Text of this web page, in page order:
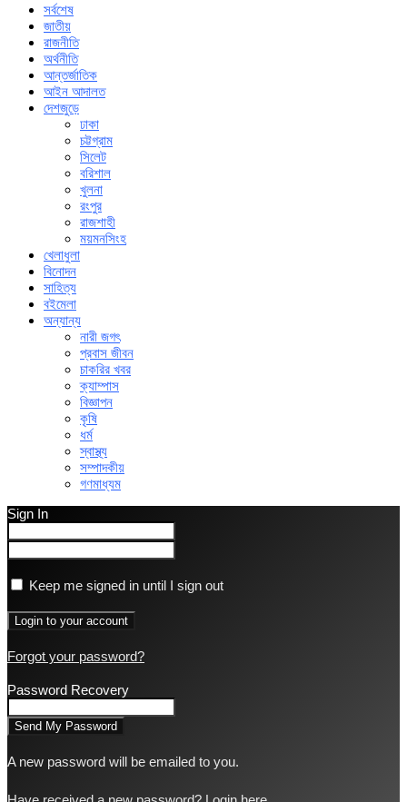
সর্বশেষ
জাতীয়
রাজনীতি
অর্থনীতি
আন্তর্জাতিক
আইন আদালত
দেশজুড়ে
ঢাকা
চট্টগ্রাম
সিলেট
বরিশাল
খুলনা
রংপুর
রাজশাহী
ময়মনসিংহ
খেলাধুলা
বিনোদন
সাহিত্য
বইমেলা
অন্যান্য
নারী জগৎ
প্রবাস জীবন
চাকরির খবর
ক্যাম্পাস
বিজ্ঞাপন
কৃষি
ধর্ম
স্বাস্থ্য
সম্পাদকীয়
গণমাধ্যম
Sign In
Keep me signed in until I sign out
Forgot your password?
Password Recovery
A new password will be emailed to you.